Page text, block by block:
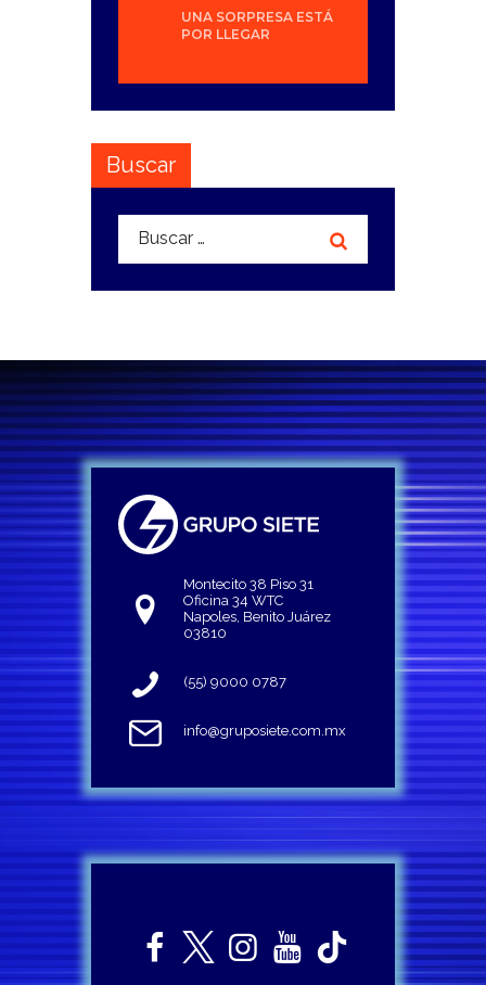
UNA SORPRESA ESTÁ
POR LLEGAR
Buscar
Buscar:
Montecito 38 Piso 31
Oficina 34 WTC
Napoles, Benito Juárez
03810
(55) 9000 0787
info@gruposiete.com.mx